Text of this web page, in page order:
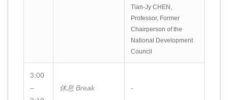
Tian-Jy CHEN,
Professor, Former
Chairperson of the
National Development
Council
3:00
–
休息 Break -